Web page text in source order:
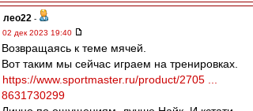
лео22 -
02 дек 2023 19:40
Возвращаясь к теме мячей.
Вот таким мы сейчас играем на тренировках.
https://www.sportmaster.ru/product/2705 ...
8631730299